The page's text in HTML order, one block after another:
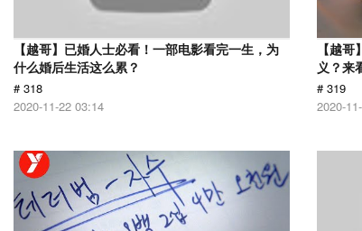
【越哥】已婚人士必看！一部电影看完一生，为
什么婚后生活这么累？
# 318
2020-11-22 03:14
【越
义？来
# 319
2020-